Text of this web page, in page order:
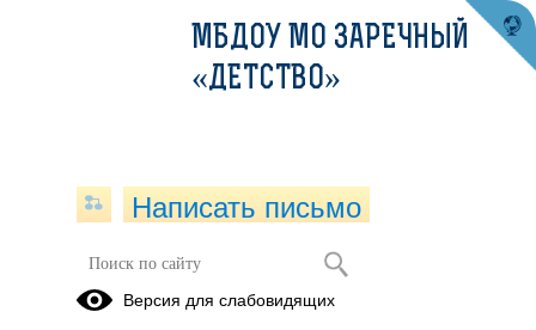
ПРОФИЛАКТИКА ГИБЕЛИ ДЕТЕЙ
НА ВОДНЫХ ОБЪЕКТАХ В
МБДОУ МО ЗАРЕЧНЫЙ
«ДЕТСТВО»
Написать письмо
Версия для слабовидящих